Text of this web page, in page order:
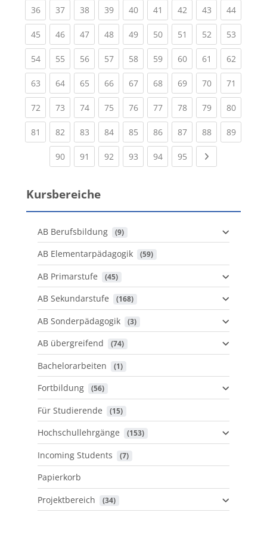
36(current)
37(current)
38(current)
39(current)
40(current)
41 (current)
42(current)
43(current)
44
45(current)
46(current)
47(current)
48(current)
49(current)
50(current)
51 (current)
52(current)
53
54(current)
55(current)
56(current)
57(current)
58(current)
59(current)
60(current)
61 (current)
62
63(current)
64(current)
65(current)
66(current)
67(current)
68(current)
69(current)
70(current)
71
72(current)
73(current)
74(current)
75(current)
76(current)
77(current)
78(current)
79(current)
80
81 (current)
82(current)
83(current)
84(current)
85(current)
86(current)
87(current)
88(current)
89
90(current)
91 (current)
92(current)
93(current)
94(current)
95(current)
Kursbereiche
AB Berufsbildung (9)
AB Elementarpädagogik (59)
AB Primarstufe (45)
AB Sekundarstufe (168)
AB Sonderpädagogik (3)
AB übergreifend (74)
Bachelorarbeiten (1)
Fortbildung (56)
Für Studierende (15)
Hochschullehrgänge (153)
Incoming Students (7)
Papierkorb
Projektbereich
(34)